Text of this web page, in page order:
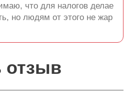
что для налогов делае
но людям от этого не жар
отзыв